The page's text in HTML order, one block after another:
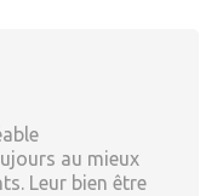
au mieux
Leur bien être